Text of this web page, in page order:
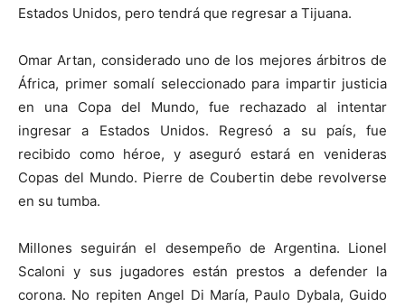
Estados Unidos, pero tendrá que regresar a Tijuana.
Omar Artan, considerado uno de los mejores árbitros de
África, primer somalí seleccionado para impartir justicia
en una Copa del Mundo, fue rechazado al intentar
ingresar a Estados Unidos. Regresó a su país, fue
recibido como héroe, y aseguró estará en venideras
Copas del Mundo. Pierre de Coubertin debe revolverse
en su tumba.
Millones seguirán el desempeño de Argentina. Lionel
Scaloni y sus jugadores están prestos a defender la
corona. No repiten Angel Di María, Paulo Dybala, Guido